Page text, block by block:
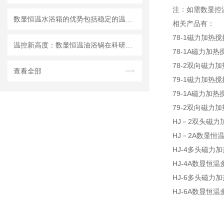
查看全部
注：如需数显
相关产品有：
78-1磁力加热搅
78-1A磁力加热
78-2双向磁力加
79-1磁力加热搅
79-1A磁力加热
79-2双向磁力加
HJ－2双头磁力
HJ－2A数显恒
HJ-4多头磁力
HJ-4A数显恒温
HJ-6多头磁力
HJ-6A数显恒温